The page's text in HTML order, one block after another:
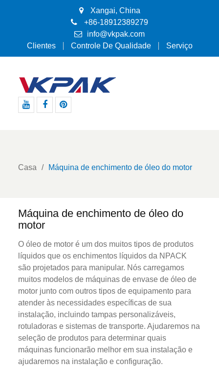
Xangai, China
+86-18912389279
info@vkpak.com
Clientes
Controle De Qualidade Serviço
Casa Máquina de enchimento de óleo do motor
Máquina de enchimento de óleo do
motor
O óleo de motor é um dos muitos tipos de produtos
líquidos que os enchimentos líquidos da NPACK
são projetados para manipular. Nós carregamos
muitos modelos de máquinas de envase de óleo de
motor junto com outros tipos de equipamento para
atender às necessidades específicas de sua
instalação, incluindo tampas personalizáveis,
rotuladoras e sistemas de transporte. Ajudaremos na
seleção de produtos para determinar quais
máquinas funcionarão melhor em sua instalação e
ajudaremos na instalação e configuração.